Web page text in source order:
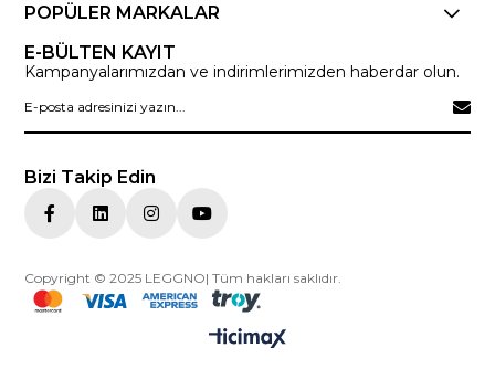
POPÜLER MARKALAR
E-BÜLTEN KAYIT
Kampanyalarımızdan ve indirimlerimizden haberdar olun.
Bizi Takip Edin
Copyright © 2025 LEGGNO| Tüm hakları saklıdır.